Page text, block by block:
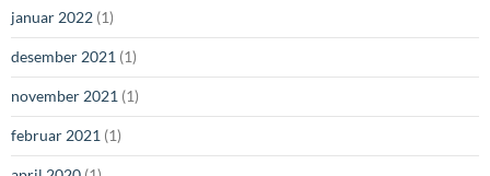
januar 2022 (1)
desember 2021 (1)
november 2021 (1)
februar 2021 (1)